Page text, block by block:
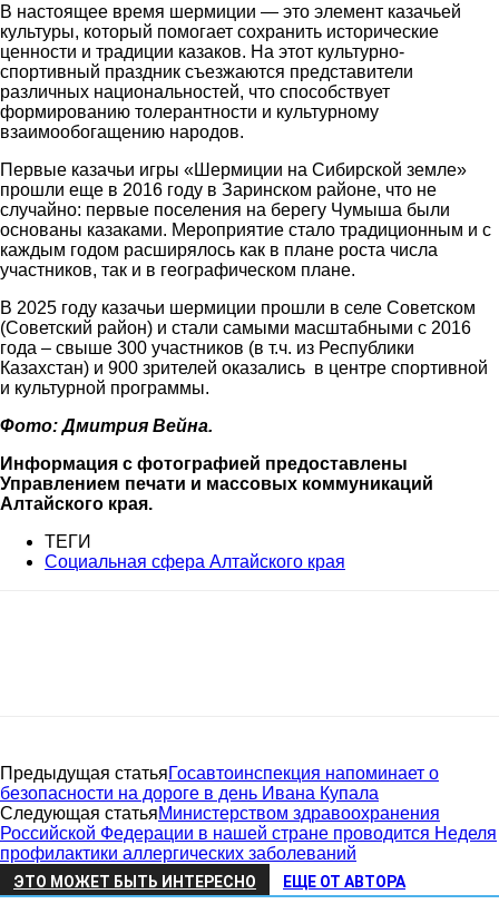
В настоящее время шермиции — это элемент казачьей
культуры, который помогает сохранить исторические
ценности и традиции казаков. На этот культурно-
спортивный праздник съезжаются представители
различных национальностей, что способствует
формированию толерантности и культурному
взаимообогащению народов.
Первые казачьи игры «Шермиции на Сибирской земле»
прошли еще в 2016 году в Заринском районе, что не
случайно: первые поселения на берегу Чумыша были
основаны казаками. Мероприятие стало традиционным и с
каждым годом расширялось как в плане роста числа
участников, так и в географическом плане.
В 2025 году казачьи шермиции прошли в селе Советском
(Советский район) и стали самыми масштабными с 2016
года – свыше 300 участников (в т.ч. из Республики
Казахстан) и 900 зрителей оказались в центре спортивной
и культурной программы.
Фото: Дмитрия Вейна.
Информация с фотографией предоставлены
Управлением печати и массовых коммуникаций
Алтайского края.
ТЕГИ
Социальная сфера Алтайского края
Предыдущая статьяГосавтоинспекция напоминает о
безопасности на дороге в день Ивана Купала
Следующая статьяМинистерством здравоохранения
Российской Федерации в нашей стране проводится Неделя
профилактики аллергических заболеваний
ЭТО МОЖЕТ БЫТЬ ИНТЕРЕСНО ЕЩЕ ОТ АВТОРА